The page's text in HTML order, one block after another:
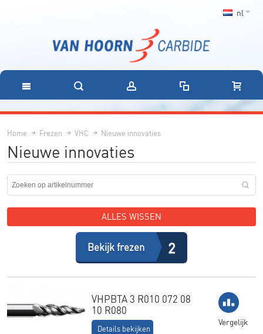
nl
Home Frezen VHC Nieuwe innovaties
Nieuwe innovaties
ALLES WISSEN
Bekijk frezen 2
VHPBTA 3 R010 072 08
10 R080
Details bekijken
Vergelijk